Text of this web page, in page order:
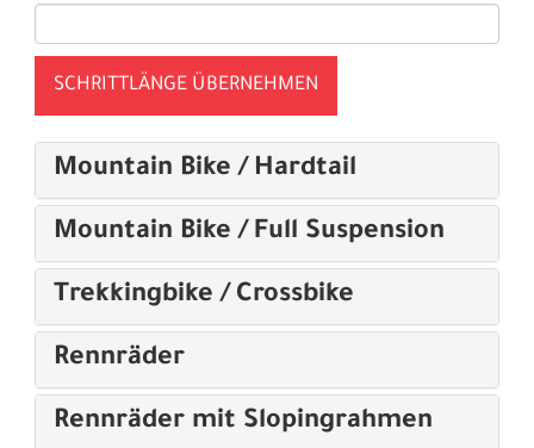
SCHRITTLÄNGE ÜBERNEHMEN
Mountain Bike / Hardtail
Mountain Bike / Full Suspension
Trekkingbike / Crossbike
Rennräder
Rennräder mit Slopingrahmen